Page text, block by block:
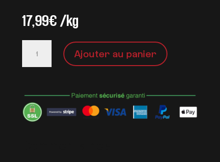
17,99€/kg
Brochettes
Ajouter au panier